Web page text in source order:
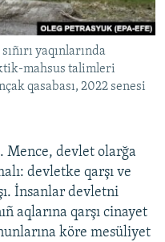
yaqınlarında
mahsus talimleri
qasabası, 2022 senesi
Mence, devlet olarğa
devletke qarşı ve
İnsanlar devletni
aqlarına qarşı cinayet
köre mesüliyet